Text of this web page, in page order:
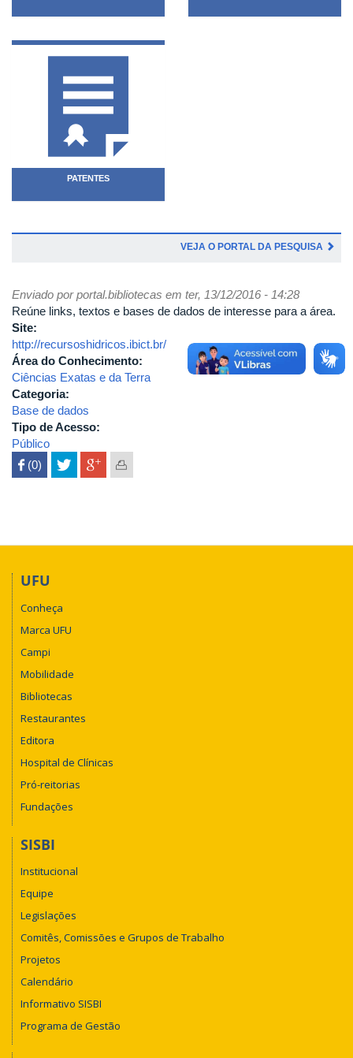
PATENTES
VEJA O PORTAL DA PESQUISA
Enviado porportal.bibliotecas em ter, 13/12/2016 - 14:28
Reúne links, textos e bases de dados de interesse para a área.
Site:
http://recursoshidricos.ibict.br/
Área do Conhecimento:
Ciências Exatas e da Terra
Categoria:
Base de dados
Tipo de Acesso:
Público
 (0)
UFU
Conheça
Marca UFU
Campi
Mobilidade
Bibliotecas
Restaurantes
Editora
Hospital de Clínicas
Pró-reitorias
Fundações
SISBI
Institucional
Equipe
Legislações
Comitês, Comissões e Grupos de Trabalho
Projetos
Calendário
Informativo SISBI
Programa de Gestão